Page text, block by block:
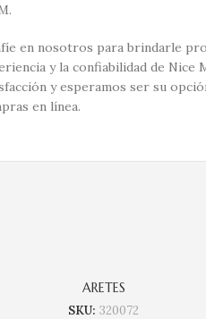
en nosotros para brindarle
y la confiabilidad de Nice
y esperamos ser su
en línea.
ARETES
SKU: 320072